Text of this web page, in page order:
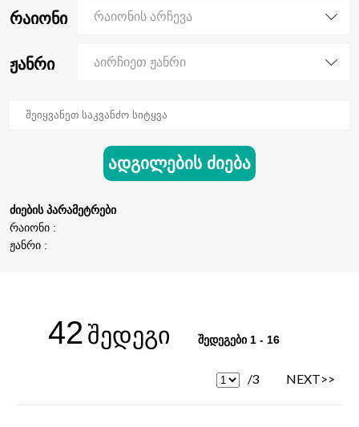
რაიონი რაიონის არჩევა
ჟანრი აირჩიეთ ჟანრი
ადგილების ძიება
ძიების პარამეტრები
რაიონი :
ჟანრი :
42 შედეგი შედეგები 1 - 16
/3 NEXT>>